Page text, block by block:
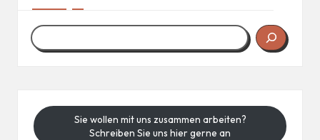
Sie wollen mit uns zusammen arbeiten?
Schreiben Sie uns hier gerne an